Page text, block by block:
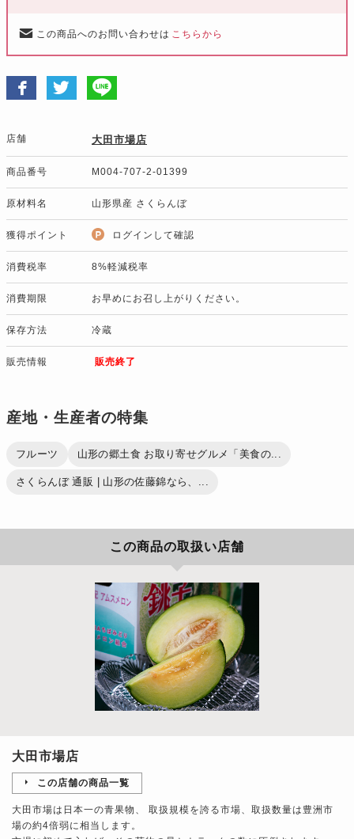
この商品へのお問い合わせは こちらから
店舗 大田市場店
商品番号 M004-707-2-01399
原材料名 山形県産 さくらんぼ
獲得ポイント ログインして確認
消費税率 8%軽減税率
消費期限 お早めにお召し上がりください。
保存方法 冷蔵
販売情報 販売終了
産地・生産者の特集
フルーツ 山形の郷土食 お取り寄せグルメ「美食の...
さくらんぼ 通販 | 山形の佐藤錦なら、...
この商品の取扱い店舗
大田市場店
この店舗の商品一覧
大田市場は日本一の青果物、 取扱規模を誇る市場、取扱数量は豊洲市
場の約4倍弱に相当します。